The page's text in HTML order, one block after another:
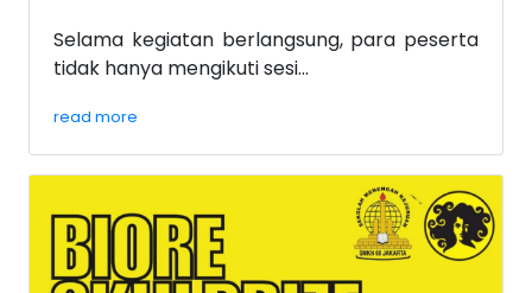
Selama kegiatan berlangsung, para peserta
tidak hanya mengikuti sesi...
read more